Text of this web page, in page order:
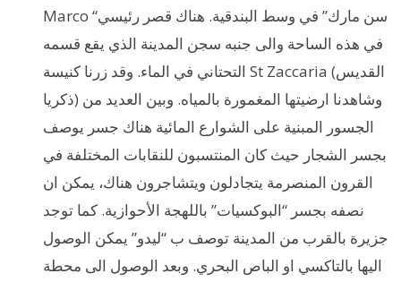
Marco “سن مارك” في وسط البندقية. هناك قصر رئيسي
في هذه الساحة والى جنبه سجن المدينة الذي يقع قسمه
التحتاني في الماء. وقد زرنا كنيسة St Zaccaria (القديس
ذكريا) وشاهدنا ارضيتها المغمورة بالمياه. وبين العديد من
الجسور المبنية على الشوارع المائية هناك جسر يوصف
بجسر الشجار حيث كان المنتسبون للنقابات المختلفة في
القرون المنصرمة يتجادلون ويتشاجرون هناك، يمكن ان
نصفه بجسر “البوكسيات” باللهجة الأحوازية. كما توجد
جزيرة بالقرب من المدينة توصف ب “ليدو” يمكن الوصول
اليها بالتاكسي او الباص البحري. وبعد الوصول الى محطة